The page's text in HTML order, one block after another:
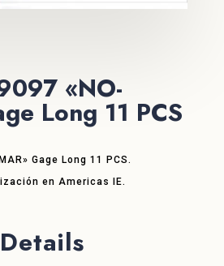
«NO-
Long 11 PCS
Gage Long 11 PCS.
en Americas IE.